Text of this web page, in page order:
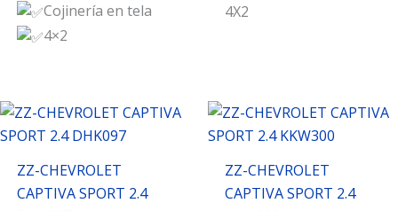
Cojinería en tela
4×2
4X2
ZZ-CHEVROLET
CAPTIVA SPORT 2.4
ZZ-CHEVROLET
CAPTIVA SPORT 2.4